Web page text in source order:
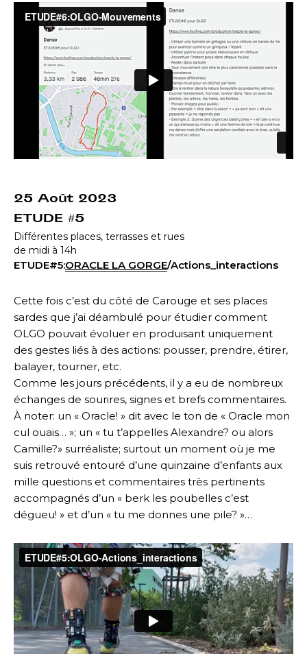
25 Août 2023
ETUDE #5
Différentes places, terrasses et rues
de midi à 14h
ETUDE#5:ORACLE LA GORGE/Actions_interactions
Cette fois c’est du côté de Carouge et ses places
sardes que j’ai déambulé pour étudier comment
OLGO pouvait évoluer en produisant uniquement
des gestes liés à des actions: pousser, prendre, étirer,
balayer, tourner, etc.
Comme les jours précédents, il y a eu de nombreux
échanges de sourires, signes et brefs commentaires.
À noter: un « Oracle! » dit avec le ton de « Oracle mon
cul ouais… »; un « tu t’appelles Alexandre? ou alors
Camille?» surréaliste; surtout un moment où je me
suis retrouvé entouré d’une quinzaine d’enfants aux
mille questions et commentaires très pertinents
accompagnés d’un « berk les poubelles c’est
dégueu! » et d’un « tu me donnes une pile? »…